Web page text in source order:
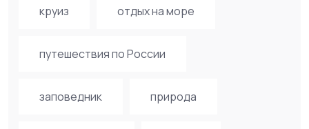
круиз отдых на море
путешествия по России
заповедник природа